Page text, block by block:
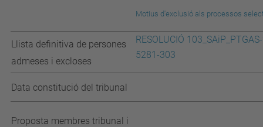
Motius d'exclusió als processos
Llista definitiva de persones
admeses i excloses
RESOLUCIÓ
5281-303
Data constitució del tribunal
Proposta membres tribunal i